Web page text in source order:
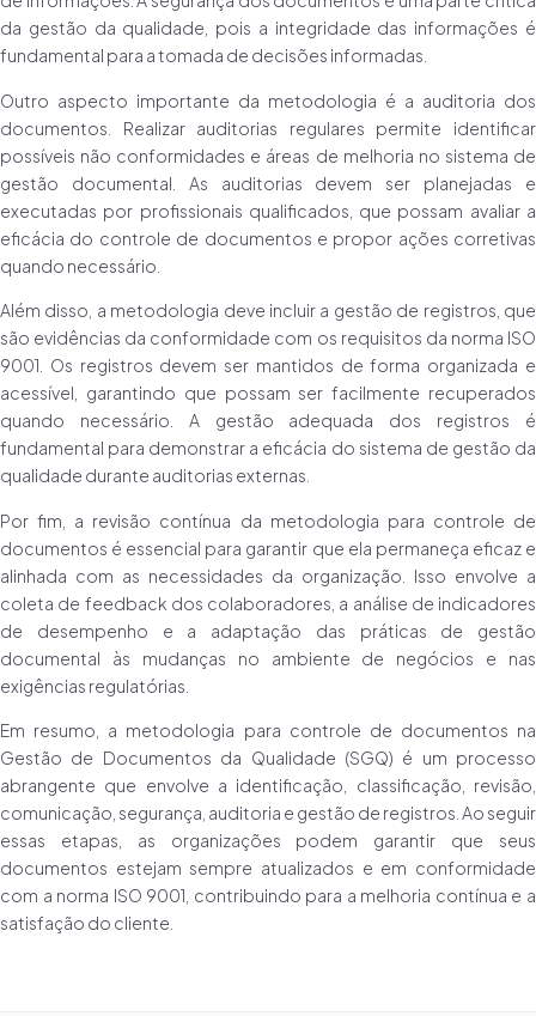
da gestão da qualidade, pois a integridade das informações é
fundamental para a tomada de decisões informadas.
Outro aspecto importante da metodologia é a auditoria dos
documentos. Realizar auditorias regulares permite identificar
possíveis não conformidades e áreas de melhoria no sistema de
gestão documental. As auditorias devem ser planejadas e
executadas por profissionais qualificados, que possam avaliar a
eficácia do controle de documentos e propor ações corretivas
quando necessário.
Além disso, a metodologia deve incluir a gestão de registros, que
são evidências da conformidade com os requisitos da norma ISO
9001. Os registros devem ser mantidos de forma organizada e
acessível, garantindo que possam ser facilmente recuperados
quando necessário. A gestão adequada dos registros é
fundamental para demonstrar a eficácia do sistema de gestão da
qualidade durante auditorias externas.
Por fim, a revisão contínua da metodologia para controle de
documentos é essencial para garantir que ela permaneça eficaz e
alinhada com as necessidades da organização. Isso envolve a
coleta de feedback dos colaboradores, a análise de indicadores
de desempenho e a adaptação das práticas de gestão
documental às mudanças no ambiente de negócios e nas
exigências regulatórias.
Em resumo, a metodologia para controle de documentos na
Gestão de Documentos da Qualidade (SGQ) é um processo
abrangente que envolve a identificação, classificação, revisão,
comunicação, segurança, auditoria e gestão de registros. Ao seguir
essas etapas, as organizações podem garantir que seus
documentos estejam sempre atualizados e em conformidade
com a norma ISO 9001, contribuindo para a melhoria contínua e a
satisfação do cliente.